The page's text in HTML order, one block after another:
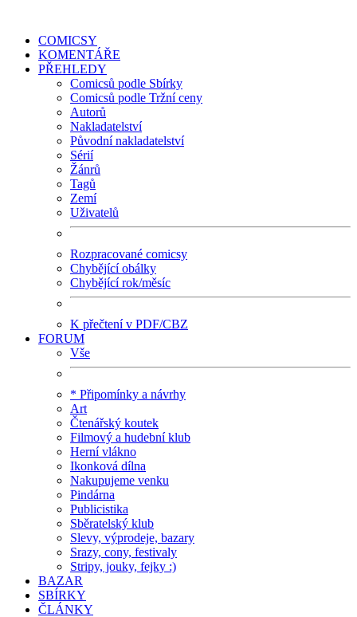
COMICSY
KOMENTÁŘE
PŘEHLEDY
Comicsů podle Sbírky
Comicsů podle Tržní ceny
Autorů
Nakladatelství
Původní nakladatelství
Sérií
Žánrů
Tagů
Zemí
Uživatelů
Rozpracované comicsy
Chybějící obálky
Chybějící rok/měsíc
K přečtení v PDF/CBZ
FORUM
Vše
* Připomínky a návrhy
Art
Čtenářský koutek
Filmový a hudební klub
Herní vlákno
Ikonková dílna
Nakupujeme venku
Pindárna
Publicistika
Sběratelský klub
Slevy, výprodeje, bazary
Srazy, cony, festivaly
Stripy, jouky, fejky :)
BAZAR
SBÍRKY
ČLÁNKY